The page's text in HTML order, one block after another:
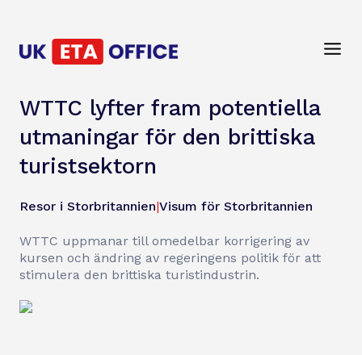
WTTC lyfter fram potentiella
utmaningar för den brittiska
turistsektorn
Resor i Storbritannien|Visum för Storbritannien
WTTC uppmanar till omedelbar korrigering av
kursen och ändring av regeringens politik för att
stimulera den brittiska turistindustrin.